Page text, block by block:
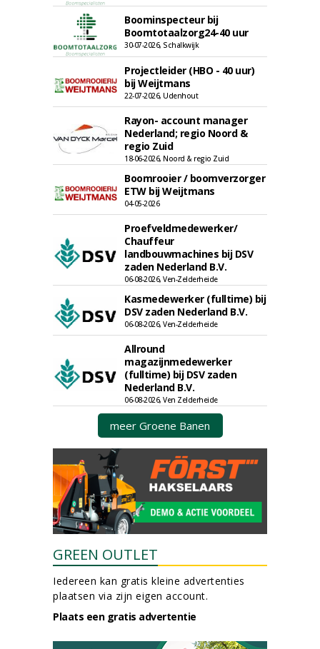
Boominspecteur bij
Boomtotaalzorg24-40 uur
30-07-2026, Schalkwijk
Projectleider (HBO - 40 uur)
bij Weijtmans
22-07-2026, Udenhout
Rayon- account manager
Nederland; regio Noord &
regio Zuid
18-06-2026, Noord & regio Zuid
Boomrooier / boomverzorger
ETW bij Weijtmans
04-05-2026
Proefveldmedewerker/
Chauffeur
landbouwmachines bij DSV
zaden Nederland B.V.
06-08-2026, Ven-Zelderheide
Kasmedewerker (fulltime) bij
DSV zaden Nederland B.V.
06-08-2026, Ven-Zelderheide
Allround
magazijnmedewerker
(fulltime) bij DSV zaden
Nederland B.V.
06-08-2026, Ven Zelderheide
meer Groene Banen
GREEN OUTLET
Iedereen kan gratis kleine advertenties
plaatsen via zijn eigen account.
Plaats een gratis advertentie